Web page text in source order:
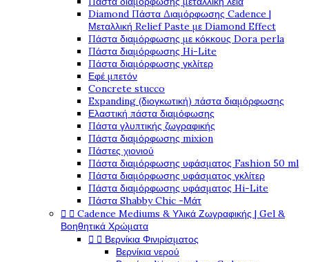
Diamond Πάστα Διαμόρφωσης Cadence |
Μεταλλική Relief Paste με Diamond Effect
Πάστα διαμόρφωσης με κόκκους Dora perla
Πάστα διαμόρφωσης Hi-Lite
Πάστα διαμόρφωσης γκλίτερ
Εφέ μπετόν
Concrete stucco
Expanding (διογκωτική) πάστα διαμόρφωσης
Ελαστική πάστα διαμόφωσης
Πάστα γλυπτικής ζωγραφικής
Πάστα διαμόρφωσης mixion
Πάστες χιονιού
Πάστα διαμόρφωσης υφάσματος Fashion 50 ml
Πάστα διαμόρφωσης υφάσματος γκλίτερ
Πάστα διαμόρφωσης υφάσματος Hi-Lite
Πάστα Shabby Chic -Μάτ
  Cadence Mediums & Υλικά Ζωγραφικής | Gel &
Βοηθητικά Χρώματα
  Βερνίκια Φινιρίσματος
Βερνίκια νερού